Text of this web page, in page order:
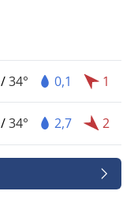
/34° 0,1 1
/34° 2,7 2